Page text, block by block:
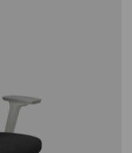
fixes.
pieds et colonne
repose-pieds en
PU de 60 mm. Autres
Gold.Ergo 285 est
assise confortable en
Une chaise
du siège réglable.
verrouillable.
5 branches avec